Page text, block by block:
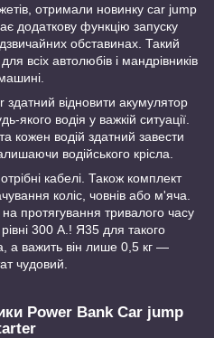
отримали новинку car jump
додаткову функцію запуску
обставинах. Такий
всіх автолюбів і мандрівників
відновити акумулятор
якого водія у важкій ситуації.
кожен водій здатний завести
водійського крісла.
кабелі. Також комплект
коліс, човнів або м'яча.
протягування тривалого часу
300 А.! Я35 для такого
а важить він лише 0,5 кг —
чудовий.
Power Bank Car jump